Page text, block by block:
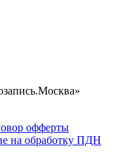
офферты
на обработку ПДН